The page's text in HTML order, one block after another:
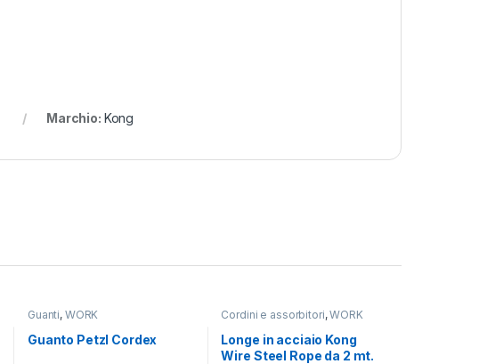
Marchio: Kong
Guanti, WORK
Guanto Petzl Cordex
Cordini e assorbitori,WORK
Longe in acciaio Kong
Wire Steel Rope da 2 mt.